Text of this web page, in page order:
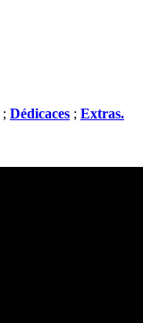
; Dédicaces ; Extras.